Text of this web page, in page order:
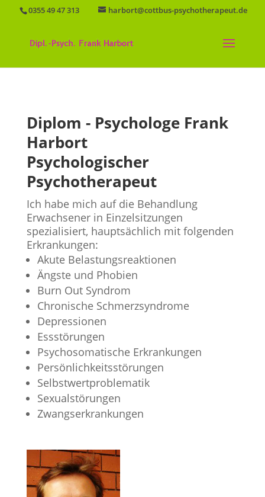
0355 49 47 313 harbort@cottbus-psychotherapeut.de
Diplom - Psychologe Frank
Harbort
Psychologischer
Psychotherapeut
Ich habe mich auf die Behandlung
Erwachsener in Einzelsitzungen
spezialisiert, hauptsächlich mit folgenden
Erkrankungen:
Akute Belastungsreaktionen
Ängste und Phobien
Burn Out Syndrom
Chronische Schmerzsyndrome
Depressionen
Essstörungen
Psychosomatische Erkrankungen
Persönlichkeitsstörungen
Selbstwertproblematik
Sexualstörungen
Zwangserkrankungen